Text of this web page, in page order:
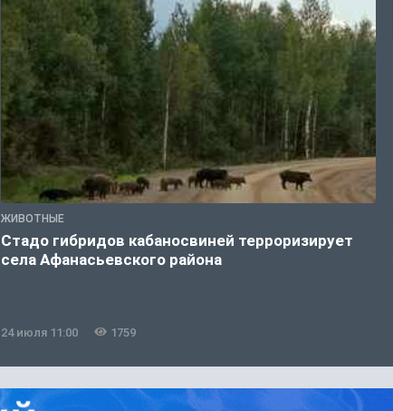
ЖИВОТНЫЕ
Стадо гибридов кабаносвиней терроризирует
села Афанасьевского района
24 июля 11:00 1759